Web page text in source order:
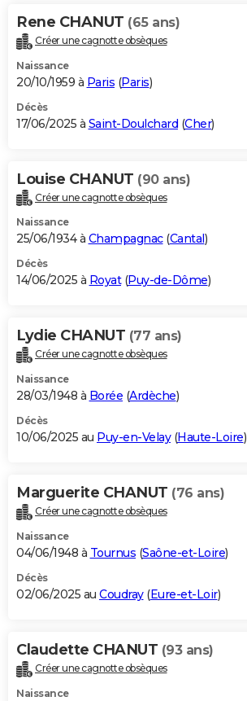
Rene CHANUT (65 ans)
Créer une cagnotte obsèques
Naissance
20/10/1959 à Paris (Paris)
Décès
17/06/2025 à Saint-Doulchard (Cher)
Louise CHANUT (90 ans)
Créer une cagnotte obsèques
Naissance
25/06/1934 à Champagnac(Cantal )
Décès
14/06/2025 à Royat(Puy-de-Dôme)
Lydie CHANUT (77 ans)
Créer une cagnotte obsèques
Naissance
28/03/1948 à Borée (Ardèche)
Décès
10/06/2025 au Puy-en-Velay(Haute-Loire)
Marguerite CHANUT (76 ans)
Créer une cagnotte obsèques
Naissance
04/06/1948 à Tournus (Saône-et-Loire)
Décès
02/06/2025 au Coudray(Eure-et-Loir)
Claudette CHANUT (93 ans)
Créer une cagnotte obsèques
Naissance